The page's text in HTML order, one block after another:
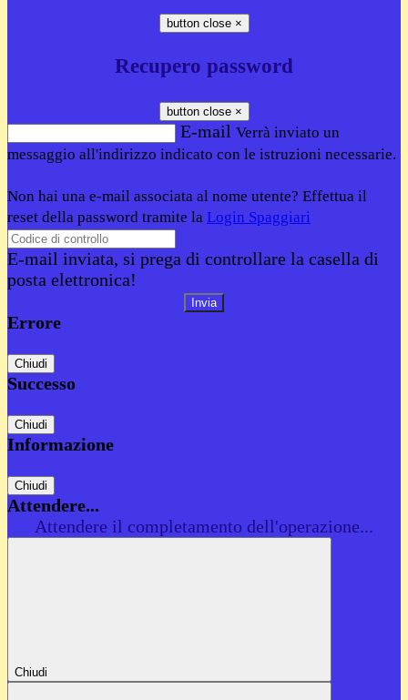
button close ×
Recupero password
button close ×
E-mail Verrà inviato un
messaggio all'indirizzo indicato con le istruzioni necessarie.
Non hai una e-mail associata al nome utente? Effettua il
reset della password tramite la Login Spaggiari
E-mail inviata, si prega di controllare la casella di
posta elettronica!
Errore
Chiudi
Successo
Chiudi
Informazione
Chiudi
Attendere...
Attendere il completamento dell'operazione...
Chiudi